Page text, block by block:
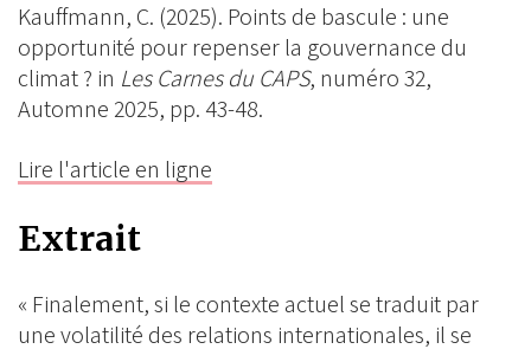
Kauffmann, C. (2025). Points de bascule : une
opportunité pour repenser la gouvernance du
climat ? in Les Carnes du CAPS, numéro 32,
Automne 2025, pp. 43-48.
Lire l'article en ligne
Extrait
« Finalement, si le contexte actuel se traduit par
une volatilité des relations internationales, il se